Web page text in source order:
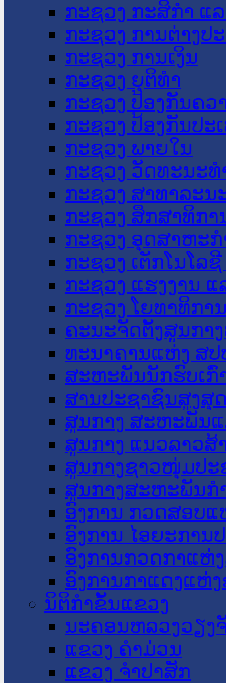
ກະຊວງ ກະສິກຳ ແ
ກະຊວງ ການຕ່າງປ
ກະຊວງ ການເງິນ
ກະຊວງ ຍຸຕິທໍາ
ກະຊວງ ປ້ອງກັນຄວ
ກະຊວງ ປ້ອງກັນປະ
ກະຊວງ ພາຍໃນ
ກະຊວງ ວັດທະນະ
ກະຊວງ ສາທາລະນ
ກະຊວງ ສຶກສາທິກາ
ກະຊວງ ອຸດສາຫະ
ກະຊວງ ເຕັກໂນໂລ
ກະຊວງ ແຮງງານ
ກະຊວງ ໂຍທາທິກາ
ຄະນະຈັດຕັ້ງສູນກາ
ທະນາຄານແຫ່ງ ສປ
ສະຫະພັນນັກຮົບເກົ່
ສານປະຊາຊົນສູງສຸ
ສູນກາງ ສະຫະພັນ
ສູນກາງ ແນວລາວສ້
ສູນກາງຊາວໜຸ່ມປະ
ສູນກາງສະຫະພັນກ
ອົງການ ກວດສອບແ
ອົງການ ໄອຍະການ
ອົງການກວດກາແຫ່
ອົງການກາແດງແຫ່
ນິຕິກໍາຂັ້ນແຂວງ
ນະ​ຄອນ​ຫລວງວຽງ
ແຂວງ ຄໍາມ່ວນ
ແຂວງ ຈໍາປາສັກ